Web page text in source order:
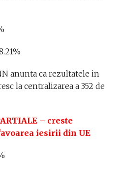
anunta ca rezultatele in
la centralizarea a 352 de
– creste
iesirii din UE